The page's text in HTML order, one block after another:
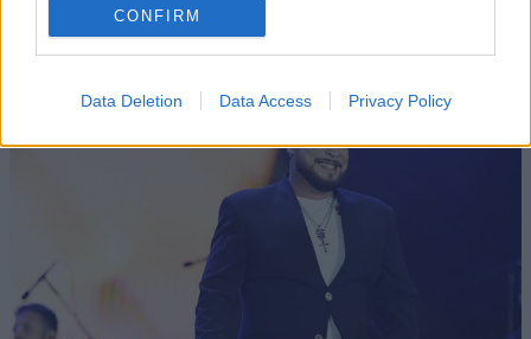
CONFIRM
Data Deletion Data Access Privacy Policy
TRENDING